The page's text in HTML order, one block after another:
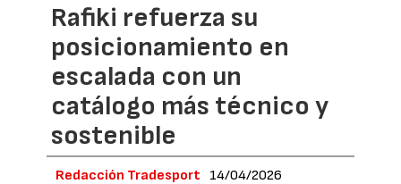
Rafiki refuerza su
posicionamiento en
escalada con un
catálogo más técnico y
sostenible
Redacción Tradesport 14/04/2026